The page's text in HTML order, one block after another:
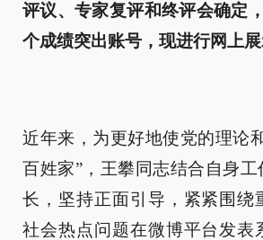
评议、专家复评和终评会确定
个成绩突出账号，现进行网上展
近年来，为更好地使党的理论
百姓家”，王攀同志结合自身
长，坚持正面引导，紧紧围绕
社会热点问题在微博平台发表